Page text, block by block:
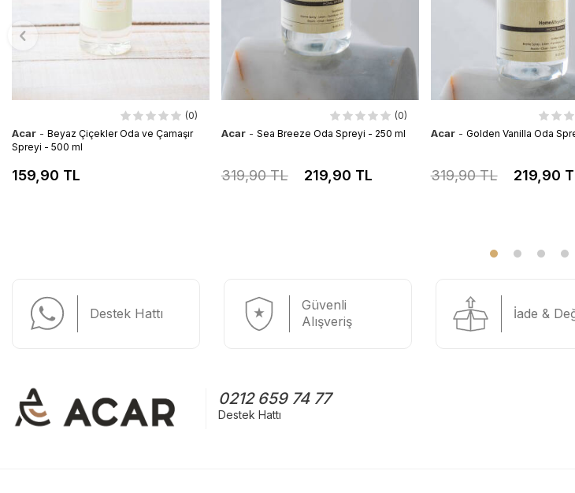
(0)
Acar - Beyaz Çiçekler Oda ve Çamaşır
Spreyi - 500 ml
159,90 TL
(0)
Acar - Sea Breeze Oda Spreyi - 250 ml
319,90 TL 219,90 TL
Acar - Golden Vanilla Oda
319,90 TL 219,90
Destek Hattı
Güvenli
Alışveriş
İade &
0212 659 74 77
Destek Hattı